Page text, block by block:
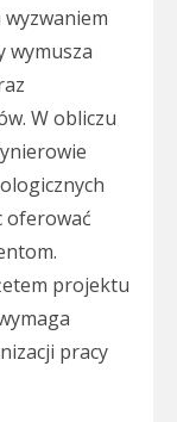
wymusza
W obliczu
oferować
projektu
pracy